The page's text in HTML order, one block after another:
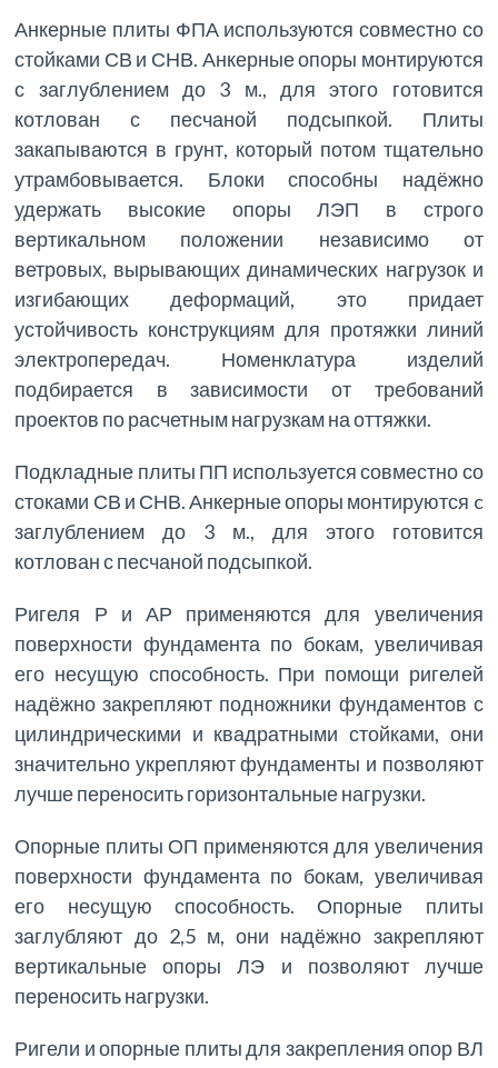
Анкерные плиты ФПА используются совместно со
стойками СВ и СНВ. Анкерные опоры монтируются
с заглублением до 3 м., для этого готовится
котлован с песчаной подсыпкой. Плиты
закапываются в грунт, который потом тщательно
утрамбовывается. Блоки способны надёжно
удержать высокие опоры ЛЭП в строго
вертикальном положении независимо от
ветровых, вырывающих динамических нагрузок и
изгибающих деформаций, это придает
устойчивость конструкциям для протяжки линий
электропередач. Номенклатура изделий
подбирается в зависимости от требований
проектов по расчетным нагрузкам на оттяжки.
Подкладные плиты ПП используется совместно со
стоками СВ и СНВ. Анкерные опоры монтируются c
заглублением до 3 м., для этого готовится
котлован с песчаной подсыпкой.
Ригеля Р и АР применяются для увеличения
поверхности фундамента по бокам, увеличивая
его несущую способность. При помощи ригелей
надёжно закрепляют подножники фундаментов с
цилиндрическими и квадратными стойками, они
значительно укрепляют фундаменты и позволяют
лучше переносить горизонтальные нагрузки.
Опорные плиты ОП применяются для увеличения
поверхности фундамента по бокам, увеличивая
его несущую способность. Опорные плиты
заглубляют до 2,5 м, они надёжно закрепляют
вертикальные опоры ЛЭ и позволяют лучше
переносить нагрузки.
Ригели и опорные плиты для закрепления опор ВЛ